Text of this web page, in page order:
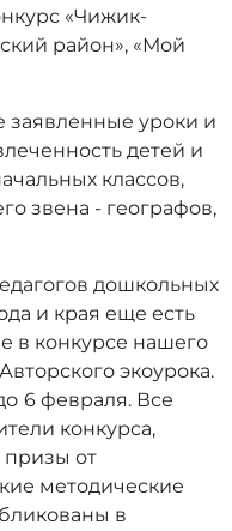
«Чижик-
район», «Мой
заявленные уроки и
детей и
классов,
звена - географов,
дошкольных
и края еще есть
в конкурсе нашего
Авторского экоурока.
6 февраля. Все
конкурса,
призы от
методические
в